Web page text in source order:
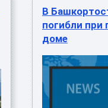
В
погибли при
доме